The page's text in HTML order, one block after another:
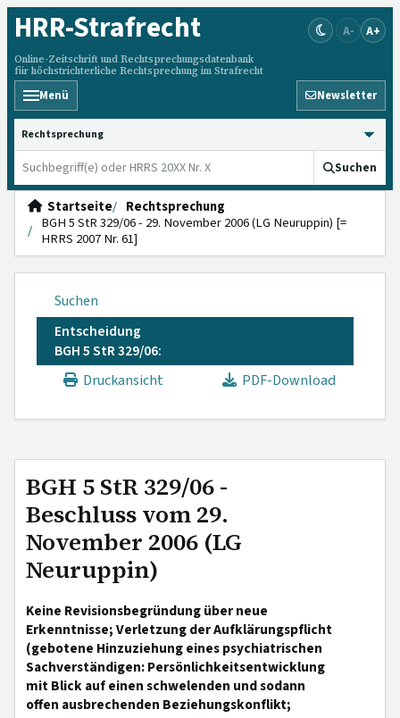
HRR-Strafrecht
Online-Zeitschrift und Rechtsprechungsdatenbank
für höchstrichterliche Rechtsprechung im Strafrecht
A- A+
Menü Newsletter
HRRS durchsuchen
Suchen
Startseite
Rechtsprechung
BGH 5 StR 329/06 - 29. November 2006 (LG Neuruppin) [=
HRRS 2007 Nr. 61]
Suchen
Entscheidung
BGH 5 StR 329/06:
Druckansicht
PDF-Download
BGH 5 StR 329/06 -
Beschluss vom 29.
November 2006 (LG
Neuruppin)
Keine Revisionsbegründung über neue
Erkenntnisse; Verletzung der Aufklärungspflicht
(gebotene Hinzuziehung eines psychiatrischen
Sachverständigen: Persönlichkeitsentwicklung
mit Blick auf einen schwelenden und sodann
offen ausbrechenden Beziehungskonflikt;